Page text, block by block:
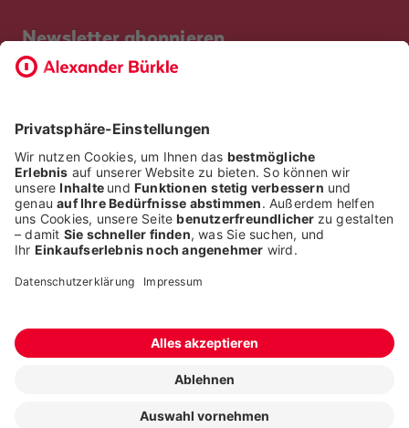
Newsletter abonnieren
Bevor Sie sich anmelden, möchten wir wissen, ob Sie bereits
ICH BIN BEREITS KUNDE
ICH BIN KEIN KUNDE